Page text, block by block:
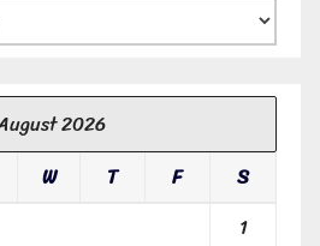
2026
W T F
S
1